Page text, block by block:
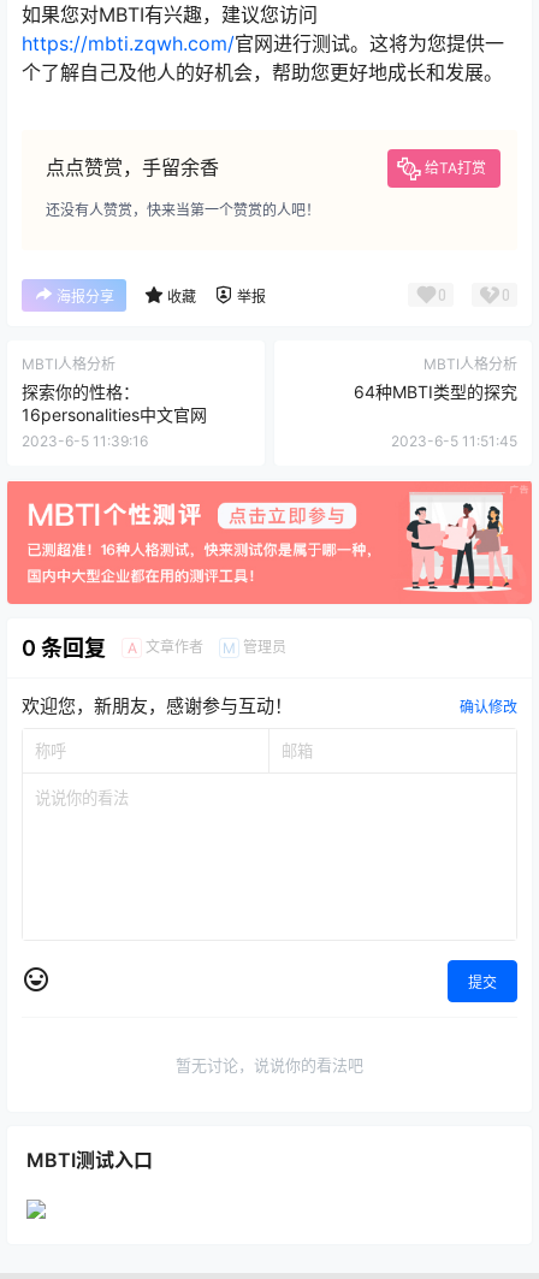
如果您对MBTI有兴趣，建议您访问
https://mbti.zqwh.com/官网进行测试。这将为您提供一
个了解自己及他人的好机会，帮助您更好地成长和发展。
点点赞赏，手留余香 给TA打赏
还没有人赞赏，快来当第一个赞赏的人吧！
海报分享 收藏 举报 0 0
MBTI人格分析
探索你的性格：
16personalities中文官网
2023-6-5 11:39:16
MBTI人格分析
64种MBTI类型的探究
2023-6-5 11:51:45
0 条回复 A 文章作者 M 管理员
欢迎您，新朋友，感谢参与互动！ 确认修改
提交
暂无讨论，说说你的看法吧
MBTI测试入口